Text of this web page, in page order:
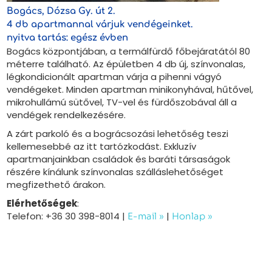
Bogács, Dózsa Gy. út 2.
4 db apartmannal várjuk vendégeinket.
nyitva tartás: egész évben
Bogács központjában, a termálfürdő főbejáratától 80
méterre található. Az épületben 4 db új, színvonalas,
légkondicionált apartman várja a pihenni vágyó
vendégeket. Minden apartman minikonyhával, hűtővel,
mikrohullámú sütővel, TV-vel és fürdőszobával áll a
vendégek rendelkezésére.
A zárt parkoló és a bográcsozási lehetőség teszi
kellemesebbé az itt tartózkodást. Exkluzív
apartmanjainkban családok és baráti társaságok
részére kínálunk színvonalas szálláslehetőséget
megfizethető árakon.
Elérhetőségek:
Telefon: +36 30 398-8014 | E-mail » | Honlap »